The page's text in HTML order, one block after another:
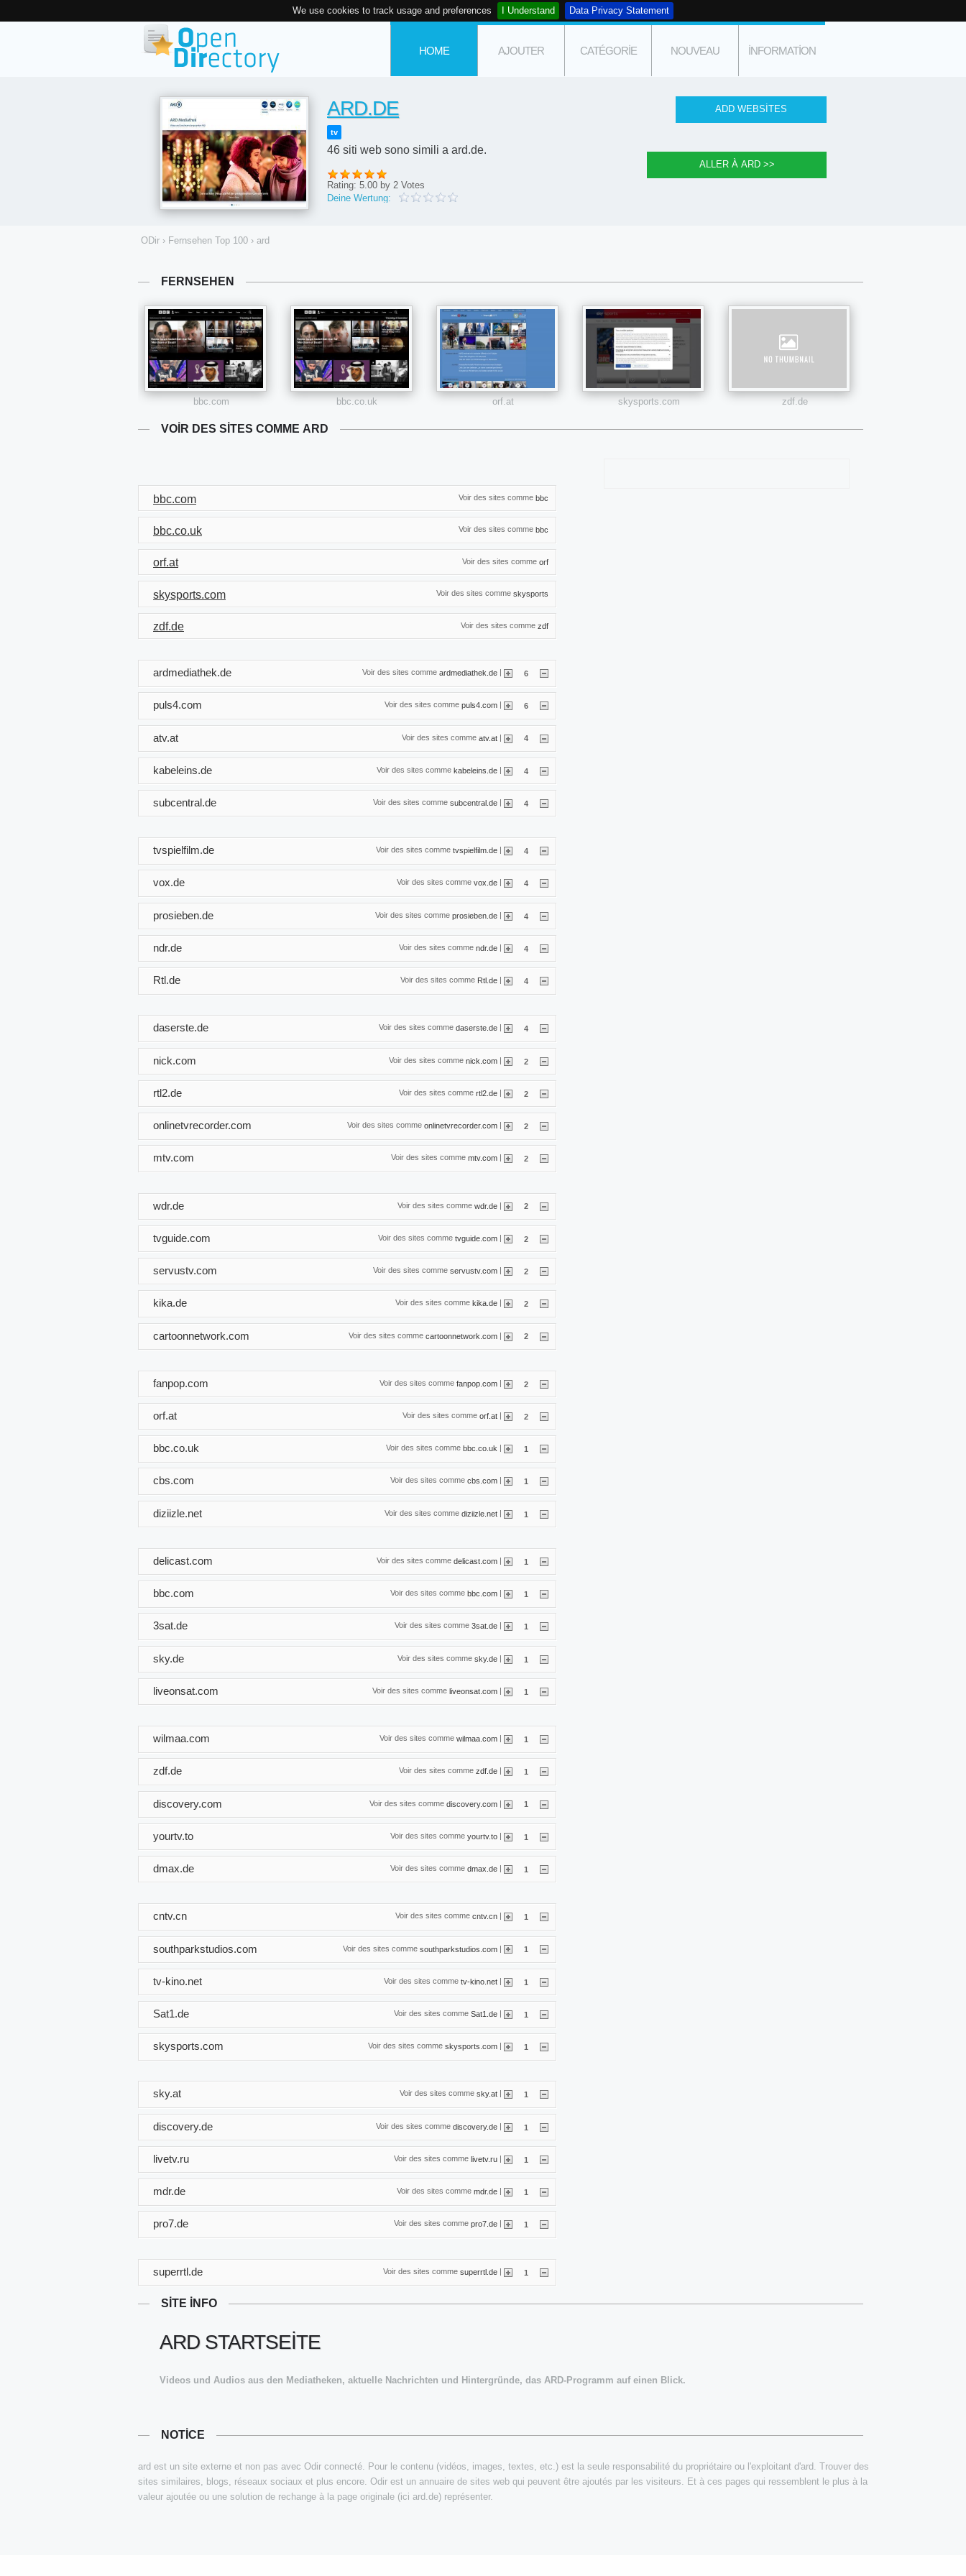
We use cookies to track usage and preferences I Understand Data Privacy Statement
HOME AJOUTER CATÉGORIE NOUVEAU INFORMATION
ARD.DE
tv
46 siti web sono simili a ard.de.
Rating: 5.00 by 2 Votes
Deine Wertung:
ODir › Fernsehen Top 100 › ard
FERNSEHEN
bbc.com bbc.co.uk orf.at skysports.com zdf.de
VOIR DES SITES COMME ARD
Voir des sites comme bbc
bbc.com
Voir des sites comme bbc
bbc.co.uk
Voir des sites comme orf
orf.at
Voir des sites comme skysports
skysports.com
Voir des sites comme zdf
zdf.de
Voir des sites comme ardmediathek.de | 6
ardmediathek.de
Voir des sites comme puls4.com 6
puls4.com
Voir des sites comme atv.at | 4
atv.at
Voir des sites comme kabeleins.de | 4
kabeleins.de
Voir des sites comme subcentral.de | 4
subcentral.de
Voir des sites comme tvspielfilm.de 4
tvspielfilm.de
Voir des sites comme vox.de 4
vox.de
Voir des sites comme prosieben.de | 4
prosieben.de
Voir des sites comme ndr.de | 4
ndr.de
Voir des sites comme Rtl.de | 4
Rtl.de
Voir des sites comme daserste.de 4
daserste.de
Voir des sites comme nick.com | 2
nick.com
Voir des sites comme rtl2.de | 2
rtl2.de
Voir des sites comme onlinetvrecorder.com | 2
onlinetvrecorder.com
Voir des sites comme mtv.com 2
mtv.com
Voir des sites comme wdr.de | 2
wdr.de
Voir des sites comme tvguide.com | 2
tvguide.com
Voir des sites comme servustv.com | 2
servustv.com
Voir des sites comme kika.de 2
kika.de
Voir des sites comme cartoonnetwork.com | 2
cartoonnetwork.com
Voir des sites comme fanpop.com | 2
fanpop.com
Voir des sites comme orf.at | 2
orf.at
Voir des sites comme bbc.co.uk 1
bbc.co.uk
Voir des sites comme cbs.com 1
cbs.com
Voir des sites comme diziizle.net | 1
diziizle.net
Voir des sites comme delicast.com | 1
delicast.com
Voir des sites comme bbc.com | 1
bbc.com
Voir des sites comme 3sat.de 1
3sat.de
Voir des sites comme sky.de | 1
sky.de
Voir des sites comme liveonsat.com | 1
liveonsat.com
Voir des sites comme wilmaa.com | 1
wilmaa.com
Voir des sites comme zdf.de 1
zdf.de
Voir des sites comme discovery.com | 1
discovery.com
Voir des sites comme yourtv.to | 1
yourtv.to
Voir des sites comme dmax.de | 1
dmax.de
Voir des sites comme cntv.cn 1
cntv.cn
Voir des sites comme southparkstudios.com | 1
southparkstudios.com
Voir des sites comme tv-kino.net | 1
tv-kino.net
Voir des sites comme Sat1.de | 1
Sat1.de
Voir des sites comme skysports.com 1
skysports.com
Voir des sites comme sky.at 1
sky.at
Voir des sites comme discovery.de | 1
discovery.de
Voir des sites comme livetv.ru | 1
livetv.ru
Voir des sites comme mdr.de | 1
mdr.de
Voir des sites comme pro7.de 1
pro7.de
Voir des sites comme superrtl.de | 1
superrtl.de
SITE INFO
ARD STARTSEITE
Videos und Audios aus den Mediatheken, aktuelle Nachrichten und Hintergründe, das ARD-Programm auf einen Blick.
NOTICE
ard est un site externe et non pas avec Odir connecté. Pour le contenu (vidéos, images, textes, etc.) est la seule responsabilité du propriétaire ou l'exploitant d'ard. Trouver des
sites similaires, blogs, réseaux sociaux et plus encore. Odir est un annuaire de sites web qui peuvent être ajoutés par les visiteurs. Et à ces pages qui ressemblent le plus à la
valeur ajoutée ou une solution de rechange à la page originale (ici ard.de) représenter.